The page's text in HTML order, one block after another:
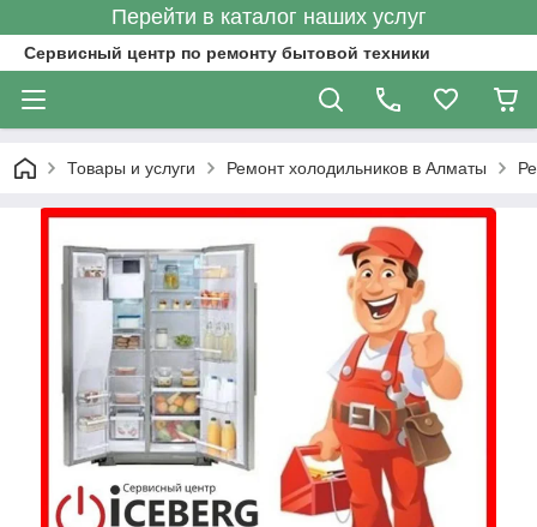
Перейти в каталог наших услуг
Сервисный центр по ремонту бытовой техники
Товары и услуги Ремонт холодильников в Алматы